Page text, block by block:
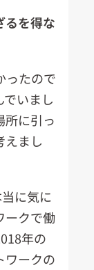
を得な
ったので
いまし
所に引っ
えまし
に気に
ークで働
年の
ワークの